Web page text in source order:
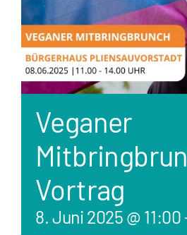
Veganer
Vortrag
8. Juni 2025 @ 11:00